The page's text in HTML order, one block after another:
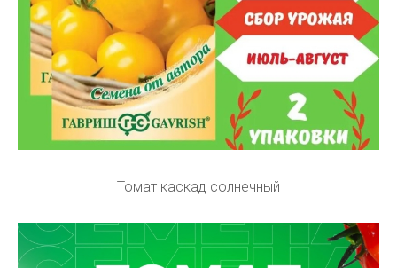
Томат каскад солнечный